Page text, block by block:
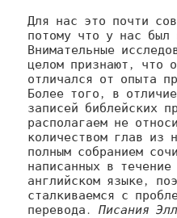
Для нас это почти
потому что у нас был
Внимательные
целом признают, что
отличался от опыта
Более того, в
записей библейских
располагаем не
количеством глав из
полным собранием
написанных в
английском языке,
сталкиваемся с
перевода. Писания